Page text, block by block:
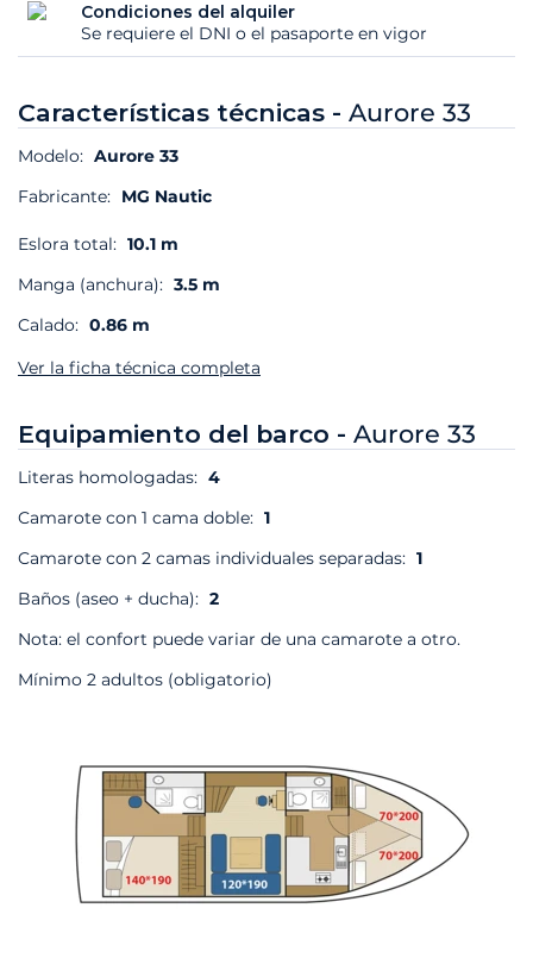
Condiciones del alquiler
Se requiere el DNI o el pasaporte en vigor
Características técnicas - Aurore 33
Modelo: Aurore 33
Fabricante: MG Nautic
Eslora total: 10.1 m
Manga (anchura): 3.5 m
Calado: 0.86 m
Ver la ficha técnica completa
Equipamiento del barco - Aurore 33
Literas homologadas: 4
Camarote con 1 cama doble: 1
Camarote con 2 camas individuales separadas: 1
Baños (aseo + ducha): 2
Nota: el confort puede variar de una camarote a otro.
Mínimo 2 adultos (obligatorio)